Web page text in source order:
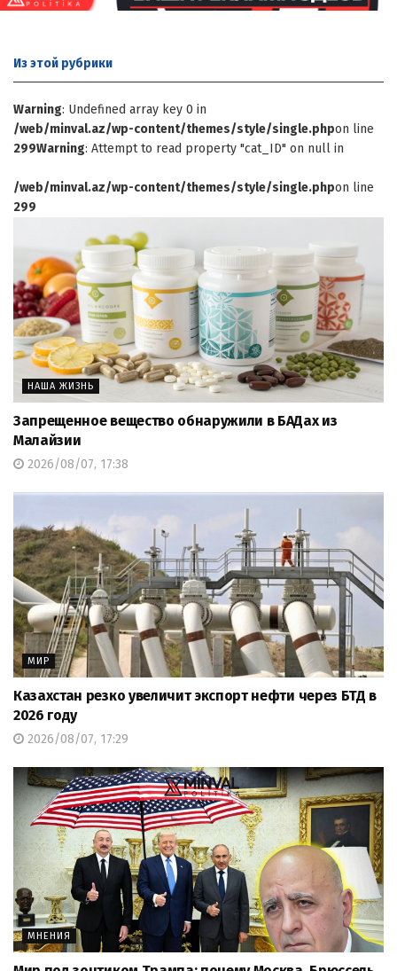
Из этой рубрики
Warning: Undefined array key 0 in
/web/minval.az/wp-content/themes/style/single.phpon line
299Warning: Attempt to read property "cat_ID" on null in
/web/minval.az/wp-content/themes/style/single.phpon line
299
НАША ЖИЗНЬ
Запрещенное вещество обнаружили в БАДах из
Малайзии
2026/08/07, 17:38
МИР
Казахстан резко увеличит экспорт нефти через БТД в
2026 году
2026/08/07, 17:29
МНЕНИЯ